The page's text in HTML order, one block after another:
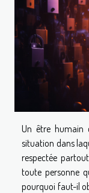
Un être humain
situation dans
respectée
toute personne
pourquoi faut-il